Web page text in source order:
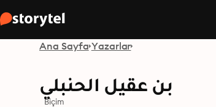
Ana Sayfa Yazarlar
بن عقيل الحنبلي
Biçim